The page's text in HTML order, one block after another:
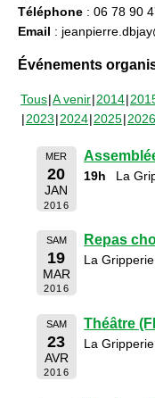
Téléphone : 06 78 90
Email :
Événements
Tous A venir 2014
2023 2024 2025 2026
MER
20
JAN
2016
19h La
SAM
19
MAR
2016
Repas
La
SAM
23
AVR
2016
Théâtre
La